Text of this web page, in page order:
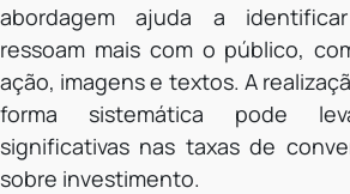
abordagem ajuda a
ressoam mais com o público,
ação, imagens e textos. A
forma sistemática pode
significativas nas taxas de
sobre investimento.